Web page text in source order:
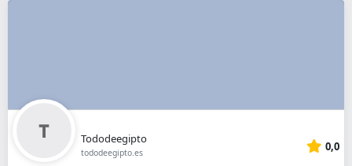
Tododeegipto
tododeegipto.es 0,0